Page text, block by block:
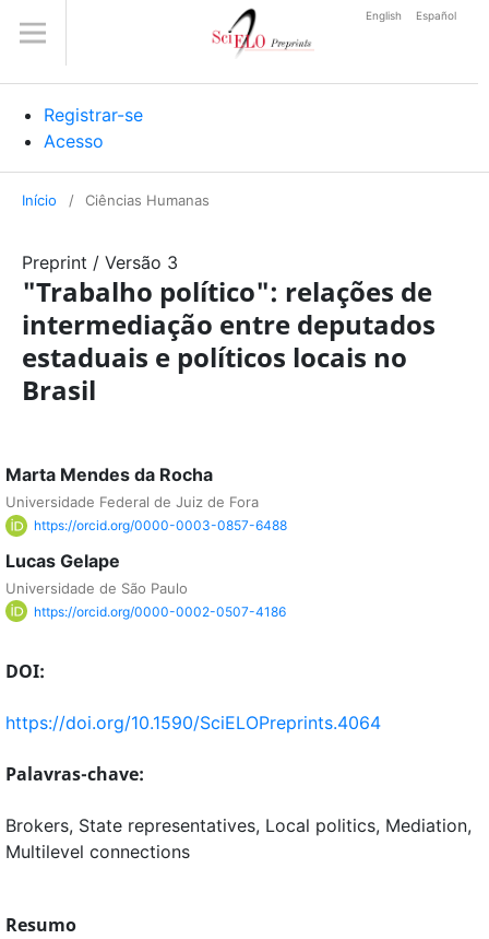
Registrar-se
Acesso
English Español
Início / Ciências Humanas
Preprint / Versão 3
"Trabalho político": relações de
intermediação entre deputados
estaduais e políticos locais no
Brasil
Marta Mendes da Rocha
Universidade Federal de Juiz de Fora
https://orcid.org/0000-0003-0857-6488
Lucas Gelape
Universidade de São Paulo
https://orcid.org/0000-0002-0507-4186
DOI:
https://doi.org/10.1590/SciELOPreprints.4064
Palavras-chave:
Brokers, State representatives, Local politics, Mediation,
Multilevel connections
Resumo